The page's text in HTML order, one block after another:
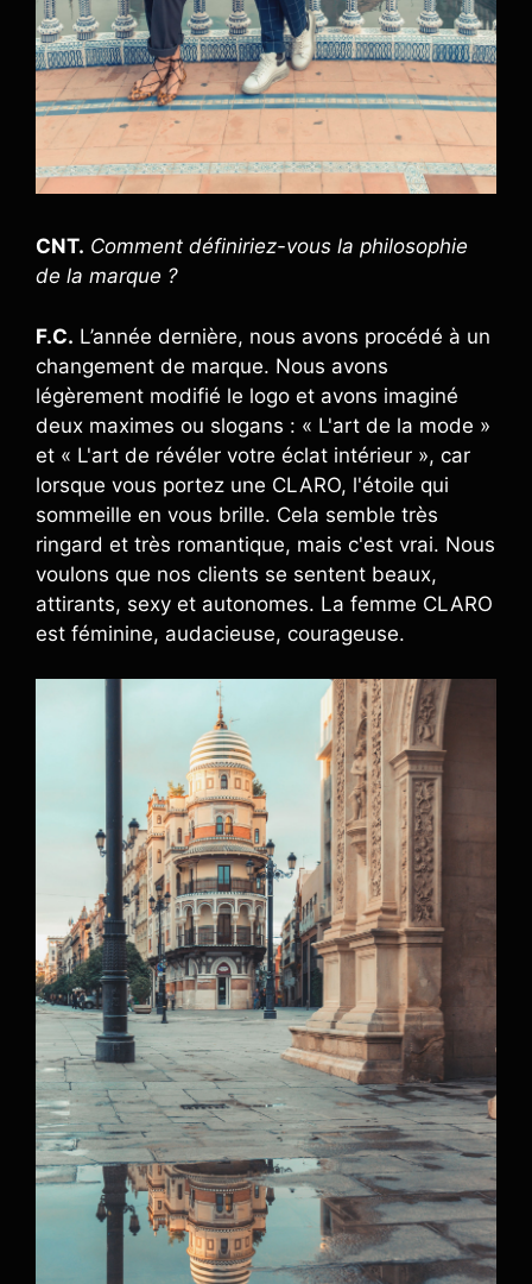
CNT. Comment définiriez-vous la philosophie
de la marque ?
F.C. L’année dernière, nous avons procédé à un
changement de marque. Nous avons
légèrement modifié le logo et avons imaginé
deux maximes ou slogans : « L'art de la mode »
et « L'art de révéler votre éclat intérieur », car
lorsque vous portez une CLARO, l'étoile qui
sommeille en vous brille. Cela semble très
ringard et très romantique, mais c'est vrai. Nous
voulons que nos clients se sentent beaux,
attirants, sexy et autonomes. La femme CLARO
est féminine, audacieuse, courageuse.